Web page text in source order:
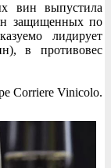
вин выпустила
защищенных по
лидирует
в противовес
Corriere Vinicolo.